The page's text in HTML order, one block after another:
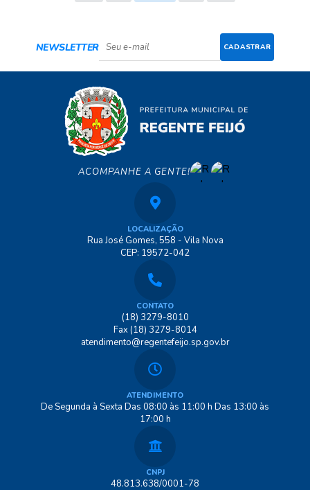
NEWSLETTER CADASTRAR
ACOMPANHE A GENTE!
LOCALIZAÇÃO
Rua José Gomes, 558 - Vila Nova
CEP: 19572-042
CONTATO
(18) 3279-8010
Fax (18) 3279-8014
atendimento@regentefeijo.sp.gov.br
ATENDIMENTO
De Segunda à Sexta Das 08:00 às 11:00 h Das 13:00 às
17:00 h
CNPJ
48.813.638/0001-78